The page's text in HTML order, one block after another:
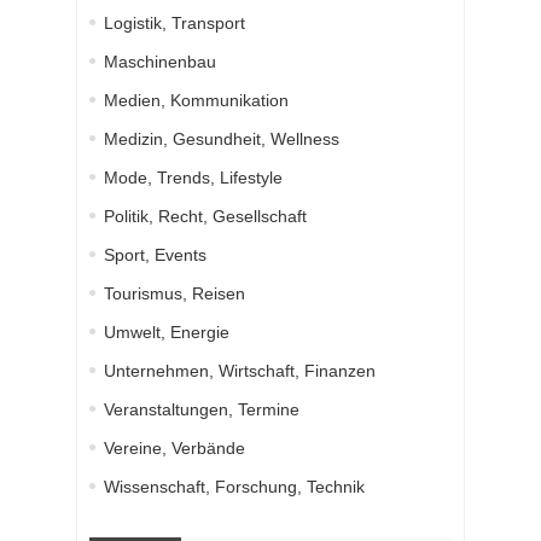
Logistik, Transport
Maschinenbau
Medien, Kommunikation
Medizin, Gesundheit, Wellness
Mode, Trends, Lifestyle
Politik, Recht, Gesellschaft
Sport, Events
Tourismus, Reisen
Umwelt, Energie
Unternehmen, Wirtschaft, Finanzen
Veranstaltungen, Termine
Vereine, Verbände
Wissenschaft, Forschung, Technik